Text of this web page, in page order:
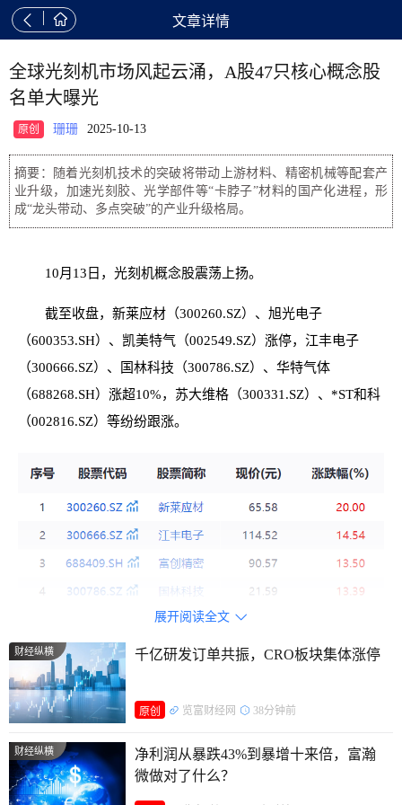
  文章详情
全球光刻机市场风起云涌，A股47只核心概念股
名单大曝光
原创 珊珊 2025-10-13
摘要：随着光刻机技术的突破将带动上游材料、精密机械等配套产
业升级，加速光刻胶、光学部件等“卡脖子”材料的国产化进程，形
成“龙头带动、多点突破”的产业升级格局。
10月13日，光刻机概念股震荡上扬。
截至收盘，新莱应材（300260.SZ）、旭光电子
（600353.SH）、凯美特气（002549.SZ）涨停，江丰电子
（300666.SZ）、国林科技（300786.SZ）、华特气体
（688268.SH）涨超10%，苏大维格（300331.SZ）、*ST和科
（002816.SZ）等纷纷跟涨。
展开阅读全文 
财经纵横 千亿研发订单共振，CRO板块集体涨停
原创 览富财经网 38分钟前
财经纵横
净利润从暴跌43%到暴增十来倍，富瀚
微做对了什么？